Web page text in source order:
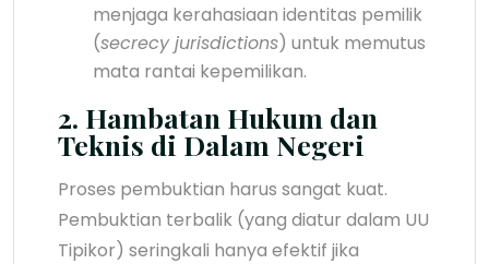
menjaga kerahasiaan identitas pemilik
(secrecy jurisdictions) untuk memutus
mata rantai kepemilikan.
2. Hambatan Hukum dan
Teknis di Dalam Negeri
Proses pembuktian harus sangat kuat.
Pembuktian terbalik (yang diatur dalam UU
Tipikor) seringkali hanya efektif jika